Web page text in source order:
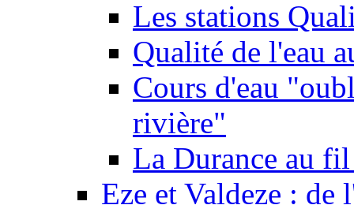
Les stations
Qualité de l'eau
Cours d'eau
rivière"
La Durance au
Eze et Valdeze : de